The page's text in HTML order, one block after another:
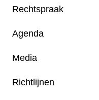
Rechtspraak
Agenda
Media
Richtlijnen